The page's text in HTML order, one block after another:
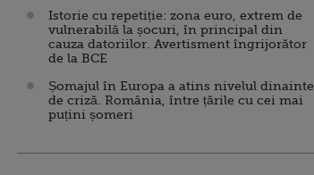
Istorie cu repetiție: zona euro, extrem de
vulnerabilă la șocuri, în principal din
cauza datoriilor. Avertisment îngrijorător
de la BCE
Șomajul în Europa a atins nivelul dinainte
de criză. România, între țările cu cei mai
puțini șomeri